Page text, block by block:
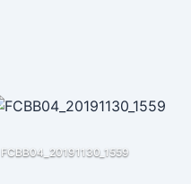
FCBB04_20191130_1559